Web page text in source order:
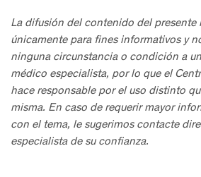
La difusión del contenido del presente
únicamente para fines informativos y
ninguna circunstancia o condición a
médico especialista, por lo que el
hace responsable por el uso distinto
misma. En caso de requerir mayor
con el tema, le sugerimos contacte
especialista de su confianza.